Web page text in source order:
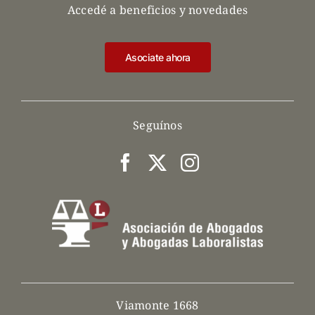
Viamonte 1668
Seguínos
Accedé a beneficios y novedades
Asociate ahora